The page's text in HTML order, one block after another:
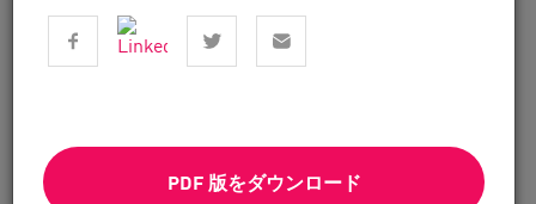
PDF 版をダウンロード
今すぐ読む